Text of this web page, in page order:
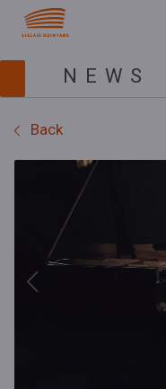
NEWS
Back
Previous